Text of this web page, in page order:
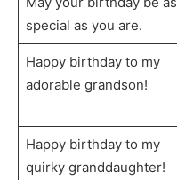
special as you are.
Happy birthday to my
adorable grandson!
Happy birthday to my
quirky granddaughter!